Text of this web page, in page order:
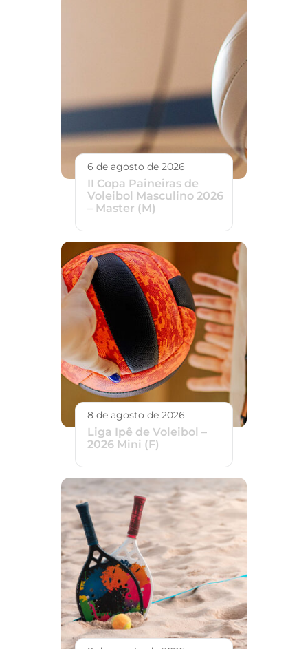
6 de agosto de 2026
II Copa Paineiras de
Voleibol Masculino 2026
– Master (M)
8 de agosto de 2026
Liga Ipê de Voleibol –
2026 Mini (F)